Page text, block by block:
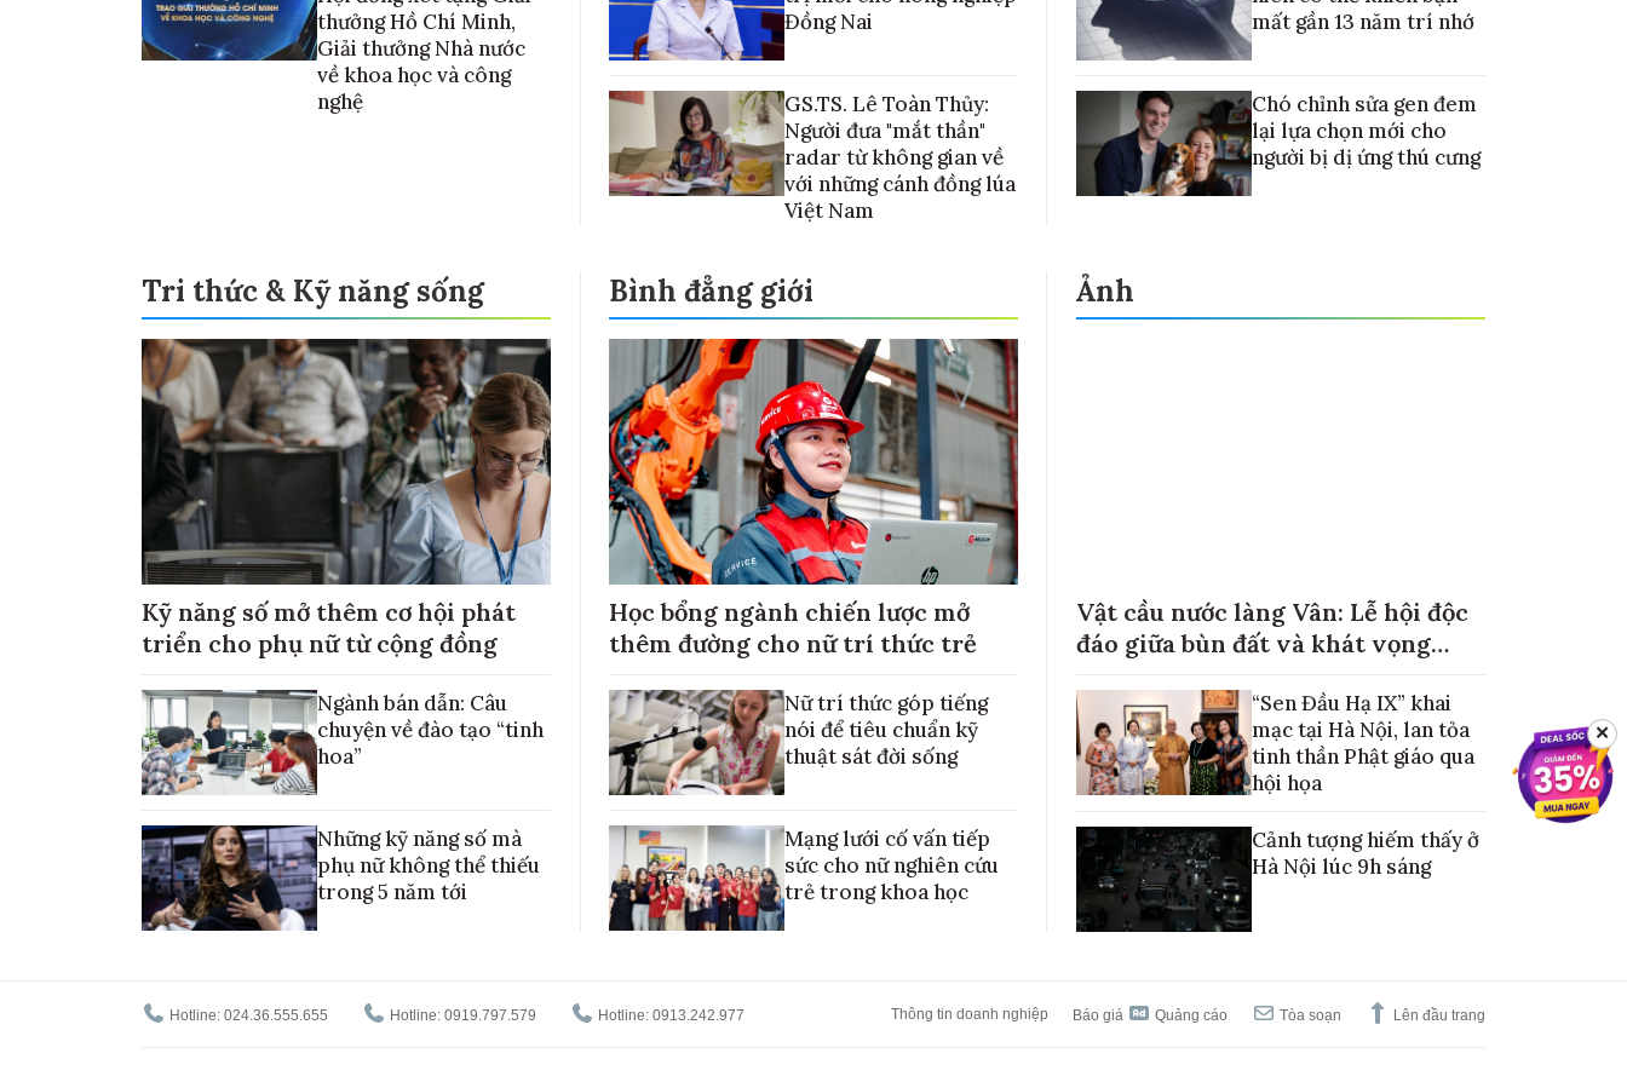
thưởng Hồ Chí Minh,
Giải thưởng Nhà nước
về khoa học và công
nghệ
Đồng Nai
GS.TS. Lê Toàn Thủy:
Người đưa "mắt thần"
radar từ không gian về
với những cánh đồng lúa
Việt Nam
mất gần 13 năm trí nhớ
Chó chỉnh sửa gen đem
lại lựa chọn mới cho
người bị dị ứng thú cưng
Tri thức & Kỹ năng sống
Kỹ năng số mở thêm cơ hội phát
triển cho phụ nữ từ cộng đồng
Ngành bán dẫn: Câu
chuyện về đào tạo “tinh
hoa”
Những kỹ năng số mà
phụ nữ không thể thiếu
trong 5 năm tới
Bình đẳng giới
Học bổng ngành chiến lược mở
thêm đường cho nữ trí thức trẻ
Nữ trí thức góp tiếng
nói để tiêu chuẩn kỹ
thuật sát đời sống
Mạng lưới cố vấn tiếp
sức cho nữ nghiên cứu
trẻ trong khoa học
Ảnh
Vật cầu nước làng Vân: Lễ hội độc
đáo giữa bùn đất và khát vọng
“Sen Đầu Hạ IX” khai
mạc tại Hà Nội, lan tỏa
tinh thần Phật giáo qua
hội họa
Cảnh tượng hiếm thấy ở
Hà Nội lúc 9h sáng
Hotline: 024.36.555.655 Hotline: 0919.797.579 Hotline: 0913.242.977 Thông tin doanh nghiệp Báo giá Quảng cáo Tòa soạn Lên đầu trang
✕